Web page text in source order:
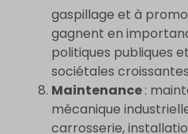
gaspillage et à
gagnent en
politiques publiques
sociétales
Maintenance:
mécanique
carrosserie,